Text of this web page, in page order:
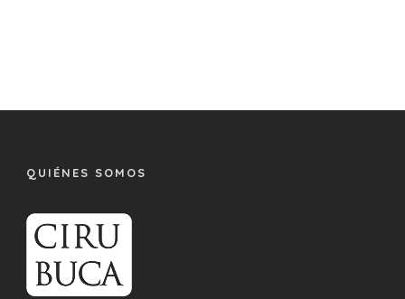
QUIÉNES SOMOS